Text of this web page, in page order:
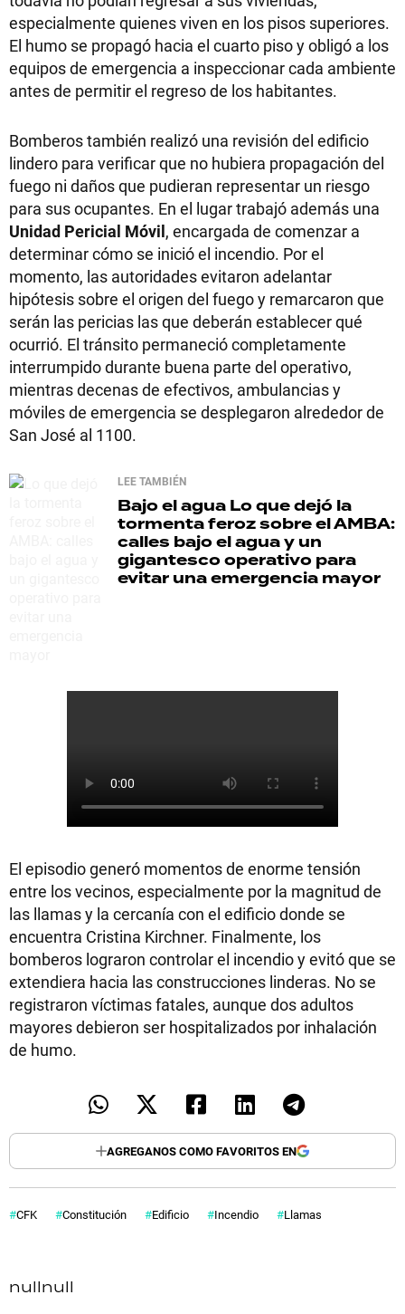
especialmente quienes viven en los pisos superiores.
El humo se propagó hacia el cuarto piso y obligó a los
equipos de emergencia a inspeccionar cada ambiente
antes de permitir el regreso de los habitantes.
Bomberos también realizó una revisión del edificio
lindero para verificar que no hubiera propagación del
fuego ni daños que pudieran representar un riesgo
para sus ocupantes. En el lugar trabajó además una
Unidad Pericial Móvil, encargada de comenzar a
determinar cómo se inició el incendio. Por el
momento, las autoridades evitaron adelantar
hipótesis sobre el origen del fuego y remarcaron que
serán las pericias las que deberán establecer qué
ocurrió. El tránsito permaneció completamente
interrumpido durante buena parte del operativo,
mientras decenas de efectivos, ambulancias y
móviles de emergencia se desplegaron alrededor de
San José al 1100.
LEE TAMBIÉN
Bajo el agua Lo que dejó la
tormenta feroz sobre el AMBA:
calles bajo el agua y un
gigantesco operativo para
evitar una emergencia mayor
El episodio generó momentos de enorme tensión
entre los vecinos, especialmente por la magnitud de
las llamas y la cercanía con el edificio donde se
encuentra Cristina Kirchner. Finalmente, los
bomberos lograron controlar el incendio y evitó que se
extendiera hacia las construcciones linderas. No se
registraron víctimas fatales, aunque dos adultos
mayores debieron ser hospitalizados por inhalación
de humo.
AGREGANOS COMO FAVORITOS EN
CFK Constitución Edificio Incendio Llamas
nullnull